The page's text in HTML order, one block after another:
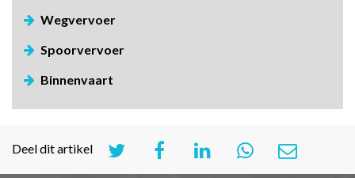
Wegvervoer
Spoorvervoer
Binnenvaart
Deel dit artikel